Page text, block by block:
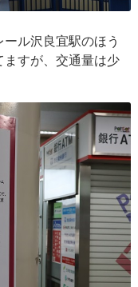
ル沢良宜駅のほう
ますが、交通量は少